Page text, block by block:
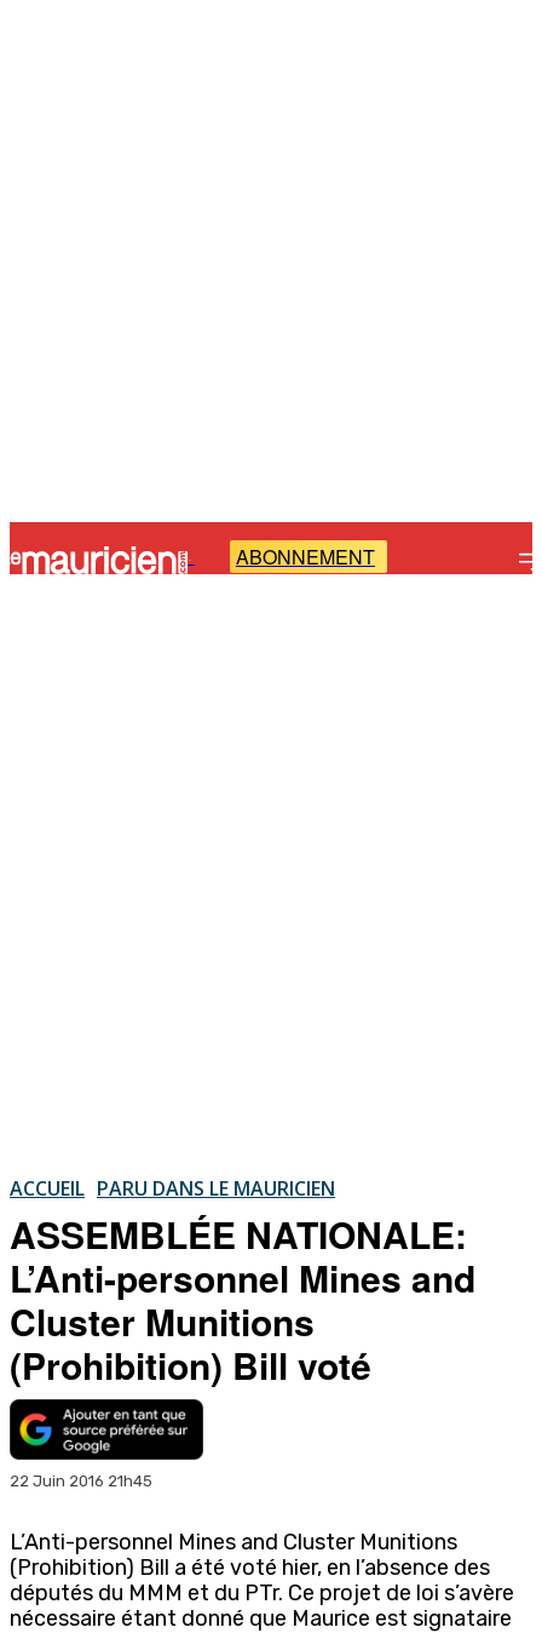
- ABONNEMENT
ACCUEIL PARU DANS LE MAURICIEN
ASSEMBLÉE NATIONALE:
L’Anti-personnel Mines and
Cluster Munitions
(Prohibition) Bill voté
22 Juin 2016 21h45
L’Anti-personnel Mines and Cluster Munitions
(Prohibition) Bill a été voté hier, en l’absence des
députés du MMM et du PTr. Ce projet de loi s’avère
nécessaire étant donné que Maurice est signataire